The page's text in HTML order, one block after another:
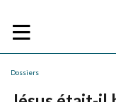
Dossiers